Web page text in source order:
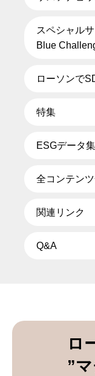
スペシャル
Blue
ローソンで
特集
ESGデータ集
全コンテン
関連リンク
Q&A
ロ
”